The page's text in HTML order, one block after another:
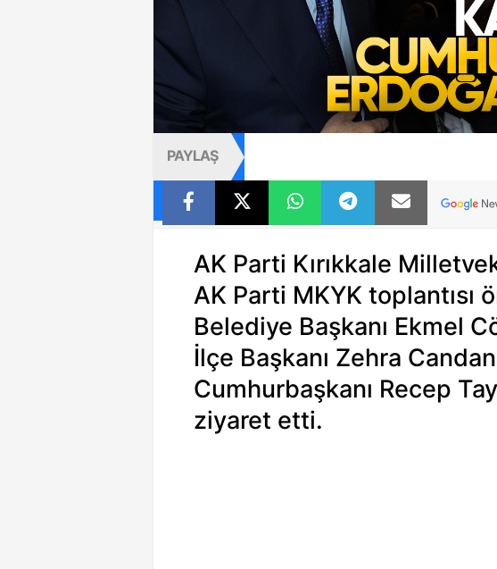
PAYLAŞ
AK Parti Kırıkkale
AK Parti MKYK toplantısı
Belediye Başkanı Ekmel
İlçe Başkanı Zehra
Cumhurbaşkanı Recep
ziyaret etti.